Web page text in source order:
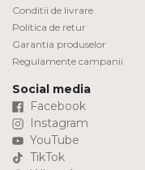
Conditii de livrare
Politica de retur
Garantia produselor
Regulamente campanii
Social media
Facebook
Instagram
YouTube
TikTok